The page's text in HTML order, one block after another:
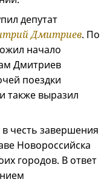
депутат
Дмитриев. По
начало
Дмитриев
поездки
также выразил
честь завершения
Новороссийска
городов. В ответ